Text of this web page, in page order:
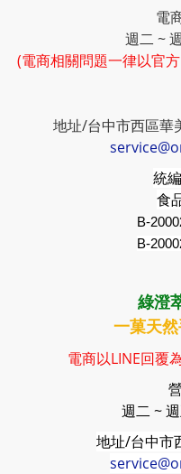
電
週二 ~
(電商相關問題一律以官
地址/台中市西區華
統
食
B-
B-
綠澄
一菓天
電商以LINE回覆
週二 ~
地址/台中市